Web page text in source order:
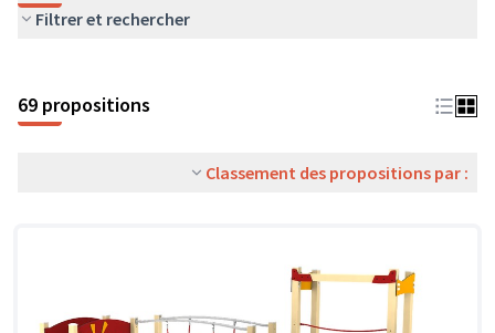
Filtrer et rechercher
69 propositions
Classement des propositions par :